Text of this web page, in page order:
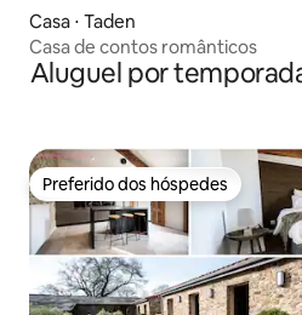
Casa ⋅ Taden
Casa de contos românticos
Aluguel por
Preferido dos hóspedes
Preferido dos hóspedes